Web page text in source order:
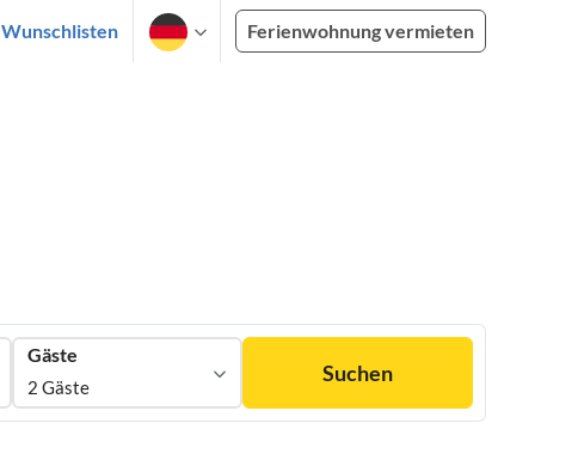
Wunschlisten Ferienwohnung vermieten
Gäste
2 Gäste
Suchen